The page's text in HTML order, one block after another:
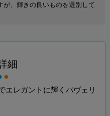
、輝きの良いものを選別して
細
エレガントに輝くパヴェリ